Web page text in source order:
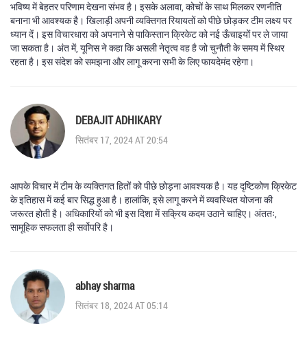
भविष्य में बेहतर परिणाम देखना संभव है। इसके अलावा, कोचों के साथ मिलकर रणनीति
बनाना भी आवश्यक है। खिलाड़ी अपनी व्यक्तिगत रियायतों को पीछे छोड़कर टीम लक्ष्य पर
ध्यान दें। इस विचारधारा को अपनाने से पाकिस्तान क्रिकेट को नई ऊँचाइयों पर ले जाया
जा सकता है। अंत में, यूनिस ने कहा कि असली नेतृत्व वह है जो चुनौती के समय में स्थिर
रहता है। इस संदेश को समझना और लागू करना सभी के लिए फायदेमंद रहेगा।
DEBAJIT ADHIKARY
सितंबर 17, 2024 AT 20:54
आपके विचार में टीम के व्यक्तिगत हितों को पीछे छोड़ना आवश्यक है। यह दृष्टिकोण क्रिकेट
के इतिहास में कई बार सिद्ध हुआ है। हालांकि, इसे लागू करने में व्यवस्थित योजना की
जरूरत होती है। अधिकारियों को भी इस दिशा में सक्रिय कदम उठाने चाहिए। अंततः,
सामूहिक सफलता ही सर्वोपरि है।
abhay sharma
सितंबर 18, 2024 AT 05:14